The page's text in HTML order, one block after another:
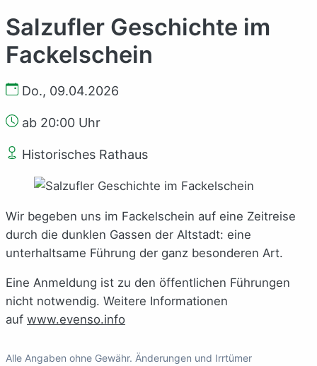
Salzufler Geschichte im
Fackelschein
Do., 09.04.2026
ab 20:00 Uhr
Historisches Rathaus
Wir begeben uns im Fackelschein auf eine Zeitreise
durch die dunklen Gassen der Altstadt: eine
unterhaltsame Führung der ganz besonderen Art.
Eine Anmeldung ist zu den öffentlichen Führungen
nicht notwendig. Weitere Informationen
auf www.evenso.info
Alle Angaben ohne Gewähr. Änderungen und Irrtümer